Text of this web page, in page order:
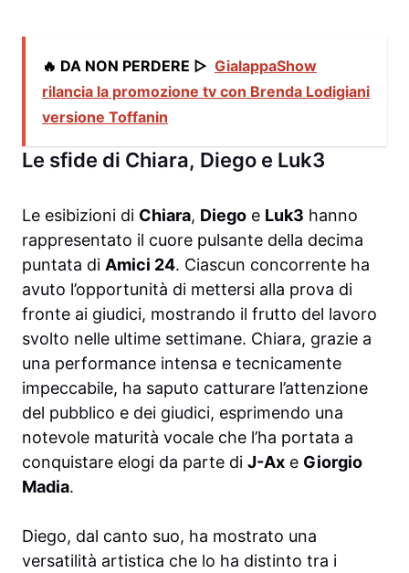
🔥 DA NON PERDERE ▷ GialappaShow
rilancia la promozione tv con Brenda Lodigiani
versione Toffanin
Le sfide di Chiara, Diego e Luk3
Le esibizioni di Chiara, Diego e Luk3 hanno
rappresentato il cuore pulsante della decima
puntata di Amici 24. Ciascun concorrente ha
avuto l’opportunità di mettersi alla prova di
fronte ai giudici, mostrando il frutto del lavoro
svolto nelle ultime settimane. Chiara, grazie a
una performance intensa e tecnicamente
impeccabile, ha saputo catturare l’attenzione
del pubblico e dei giudici, esprimendo una
notevole maturità vocale che l’ha portata a
conquistare elogi da parte di J-Ax e Giorgio
Madia.
Diego, dal canto suo, ha mostrato una
versatilità artistica che lo ha distinto tra i